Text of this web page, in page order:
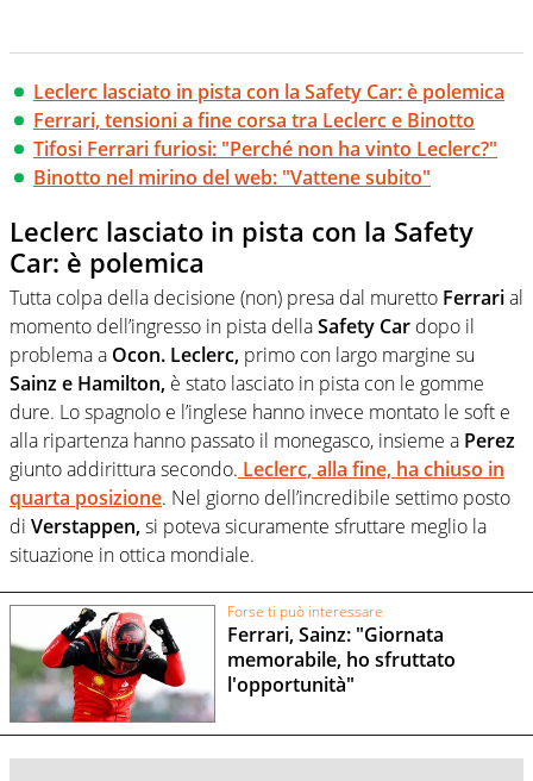
Leclerc lasciato in pista con la Safety Car: è polemica
Ferrari, tensioni a fine corsa tra Leclerc e Binotto
Tifosi Ferrari furiosi: "Perché non ha vinto Leclerc?"
Binotto nel mirino del web: "Vattene subito"
Leclerc lasciato in pista con la Safety
Car: è polemica
Tutta colpa della decisione (non) presa dal muretto Ferrarial
momento dell’ingresso in pista dellaSafety Car dopo il
problema a Ocon. Leclerc, primo con largo margine su
Sainz e Hamilton, è stato lasciato in pista con le gomme
dure. Lo spagnolo e l’inglese hanno invece montato le soft e
alla ripartenza hanno passato il monegasco, insieme a Perez
giunto addirittura secondo. Leclerc,alla fine, ha chiuso in
quarta posizione. Nel giorno dell’incredibile settimo posto
di Verstappen,si poteva sicuramente sfruttare meglio la
situazione in ottica mondiale.
Forse ti può interessare
Ferrari, Sainz: "Giornata
memorabile, ho sfruttato
l'opportunità"